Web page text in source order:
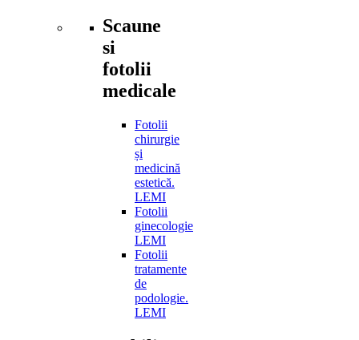
Scaune
si
fotolii
medicale
Fotolii
chirurgie
și
medicină
estetică.
LEMI
Fotolii
ginecologie
LEMI
Fotolii
tratamente
de
podologie.
LEMI